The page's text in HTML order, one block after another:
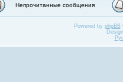
Непрочитанные сообщения
Powered by phpBB